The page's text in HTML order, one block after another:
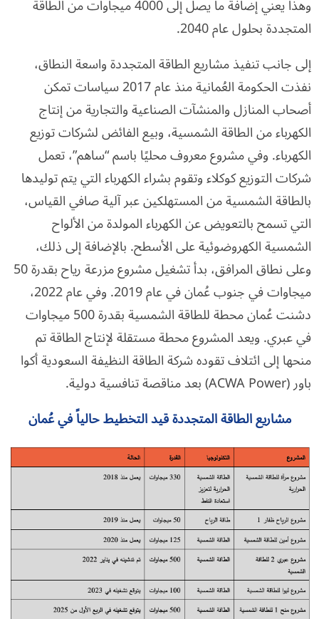
وهذا يعني إضافة ما يصل إلى 4000 ميجاوات من الطاقة
المتجددة بحلول عام 2040.
إلى جانب تنفيذ مشاريع الطاقة المتجددة واسعة النطاق،
نفذت الحكومة العُمانية منذ عام 2017 سياسات تمكن
أصحاب المنازل والمنشآت الصناعية والتجارية من إنتاج
الكهرباء من الطاقة الشمسية، وبيع الفائض لشركات توزيع
الكهرباء. وفي مشروع معروف محليًا باسم “ساهم”، تعمل
شركات التوزيع كوكلاء وتقوم بشراء الكهرباء التي يتم توليدها
بالطاقة الشمسية من المستهلكين عبر آلية صافي القياس،
التي تسمح بالتعويض عن الكهرباء المولدة من الألواح
الشمسية الكهروضوئية على الأسطح. بالإضافة إلى ذلك،
وعلى نطاق المرافق، بدأ تشغيل مشروع مزرعة رياح بقدرة 50
ميجاوات في جنوب عُمان في عام 2019. وفي عام 2022،
دشنت عُمان محطة للطاقة الشمسية بقدرة 500 ميجاوات
في عبري. ويعد المشروع محطة مستقلة لإنتاج الطاقة تم
منحها إلى ائتلاف تقوده شركة الطاقة النظيفة السعودية أكوا
باور (ACWA Power) بعد مناقصة تنافسية دولية.
مشاريع الطاقة المتجددة قيد التخطيط حالياً في عُمان